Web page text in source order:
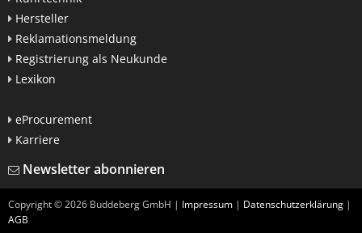
Hersteller
Reklamationsmeldung
Registrierung als Neukunde
Lexikon
eProcurement
Karriere
Newsletter abonnieren
Copyright ©2026 Buddeberg GmbH | Impressum | Datenschutzerklärung |
AGB